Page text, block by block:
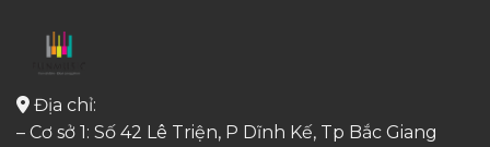
Địa chỉ:
– Cơ sở 1: Số 42 Lê Triện, P Dĩnh Kế, Tp Bắc Giang